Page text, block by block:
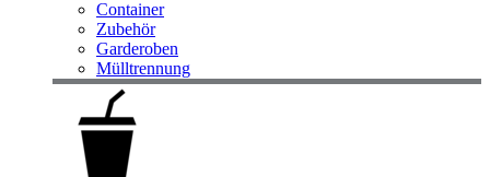
Container
Zubehör
Garderoben
Mülltrennung